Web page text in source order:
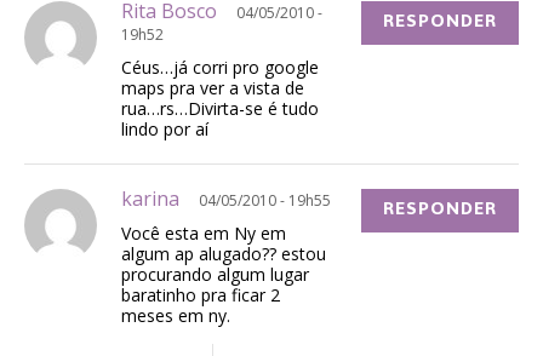
Rita Bosco
04/05/2010 -
19h52
Céus…já corri pro google
maps pra ver a vista de
rua…rs…Divirta-se é tudo
lindo por aí
RESPONDER
karina 04/05/2010 - 19h55
Você esta em Ny em
algum ap alugado?? estou
procurando algum lugar
baratinho pra ficar 2
meses em ny.
RESPONDER